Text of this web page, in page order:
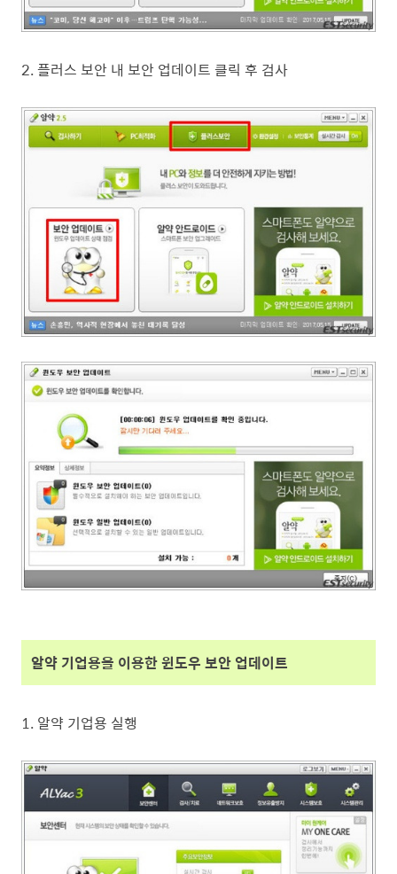
2. 플러스 보안 내 보안 업데이트 클릭 후 검사
알약 기업용을 이용한 윈도우 보안 업데이트
1. 알약 기업용 실행